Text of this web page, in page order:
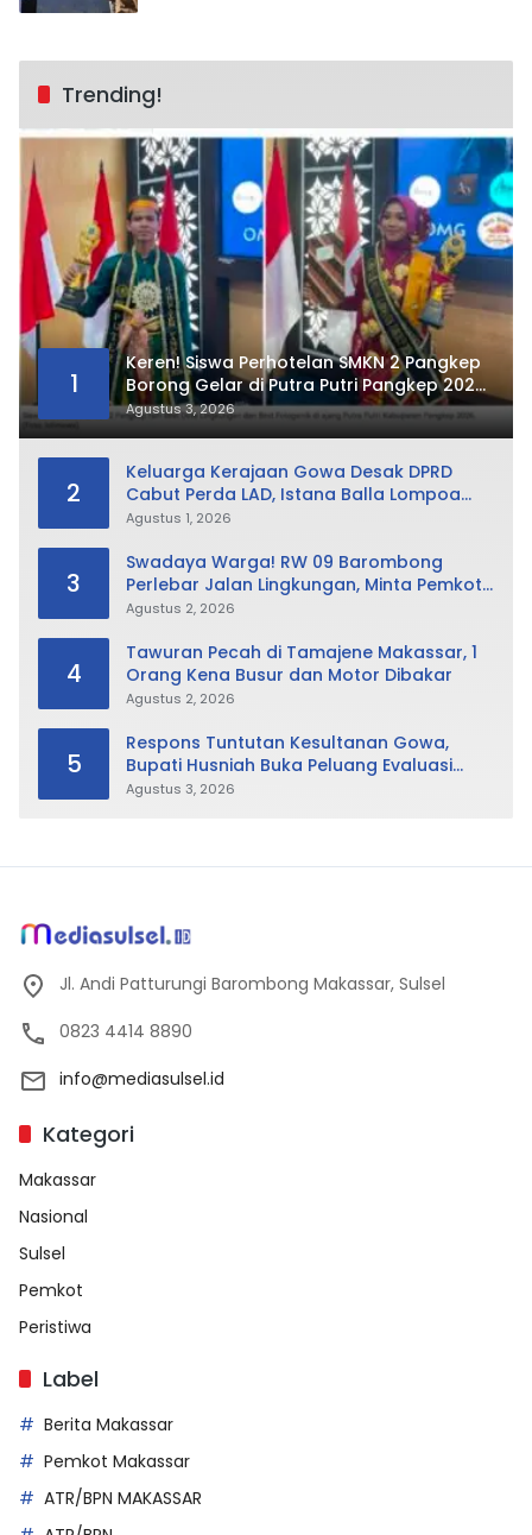
Trending!
1
Keren! Siswa Perhotelan SMKN 2 Pangkep
Borong Gelar di Putra Putri Pangkep 2026,
Sabet Best Duta Lingkungan dan
Fotogenik
Agustus 3, 2026
2
Keluarga Kerajaan Gowa Desak DPRD
Cabut Perda LAD, Istana Balla Lompoa
Diminta Dikembalikan
Agustus 1, 2026
3
Swadaya Warga! RW 09 Barombong
Perlebar Jalan Lingkungan, Minta Pemkot
Tak Hanya Fokus Urusan Sampah
Agustus 2, 2026
4
Tawuran Pecah di Tamajene Makassar, 1
Orang Kena Busur dan Motor Dibakar
Agustus 2, 2026
5
Respons Tuntutan Kesultanan Gowa,
Bupati Husniah Buka Peluang Evaluasi
Perda LAD: Bisa Direvisi Bahkan Diganti
Agustus 3, 2026
Jl. Andi Patturungi Barombong Makassar, Sulsel
0823 4414 8890
info@mediasulsel.id
Kategori
Makassar
Nasional
Sulsel
Pemkot
Peristiwa
Label
Berita Makassar
Pemkot Makassar
ATR/BPN MAKASSAR